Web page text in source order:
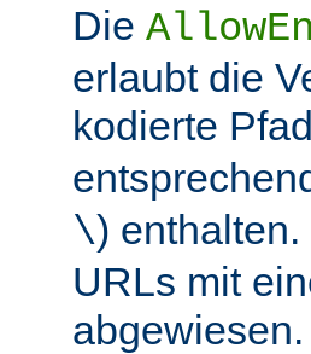
Die
erlaubt die
kodierte
\)
URLs mit
abgewiesen.